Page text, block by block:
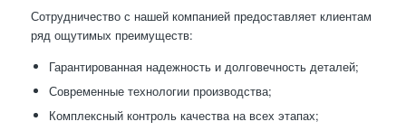
Сотрудничество с нашей компанией предоставляет клиентам
ряд ощутимых преимуществ:
Гарантированная надежность и долговечность деталей;
Современные технологии производства;
Комплексный контроль качества на всех этапах;